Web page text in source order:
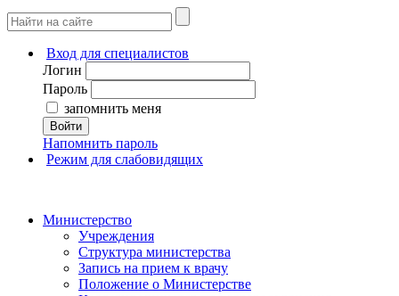
Вход для специалистов
Логин
Пароль
запомнить меня
Войти
Напомнить пароль
Режим для слабовидящих
Министерство
Учреждения
Структура министерства
Запись на прием к врачу
Положение о Министерстве